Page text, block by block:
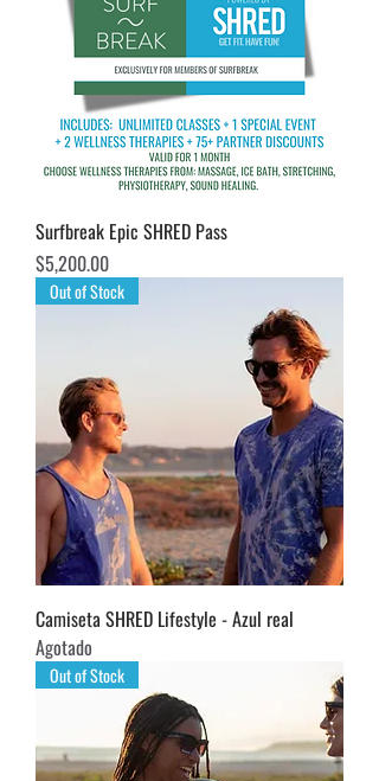
Surfbreak Epic SHRED Pass
Precio
$5,200.00
Out of Stock
Camiseta SHRED Lifestyle - Azul real
Agotado
Out of Stock